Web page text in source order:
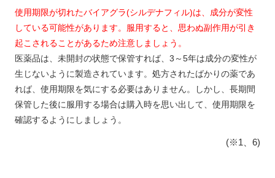
使用期限が切れたバイアグラ(シルデナフィル)は、成分が変性
している可能性があります。服用すると、思わぬ副作用が引き
起こされることがあるため注意しましょう。
医薬品は、未開封の状態で保管すれば、3～5年は成分の変性が
生じないように製造されています。処方されたばかりの薬であ
れば、使用期限を気にする必要はありません。しかし、長期間
保管した後に服用する場合は購入時を思い出して、使用期限を
確認するようにしましょう。
(※1、6)